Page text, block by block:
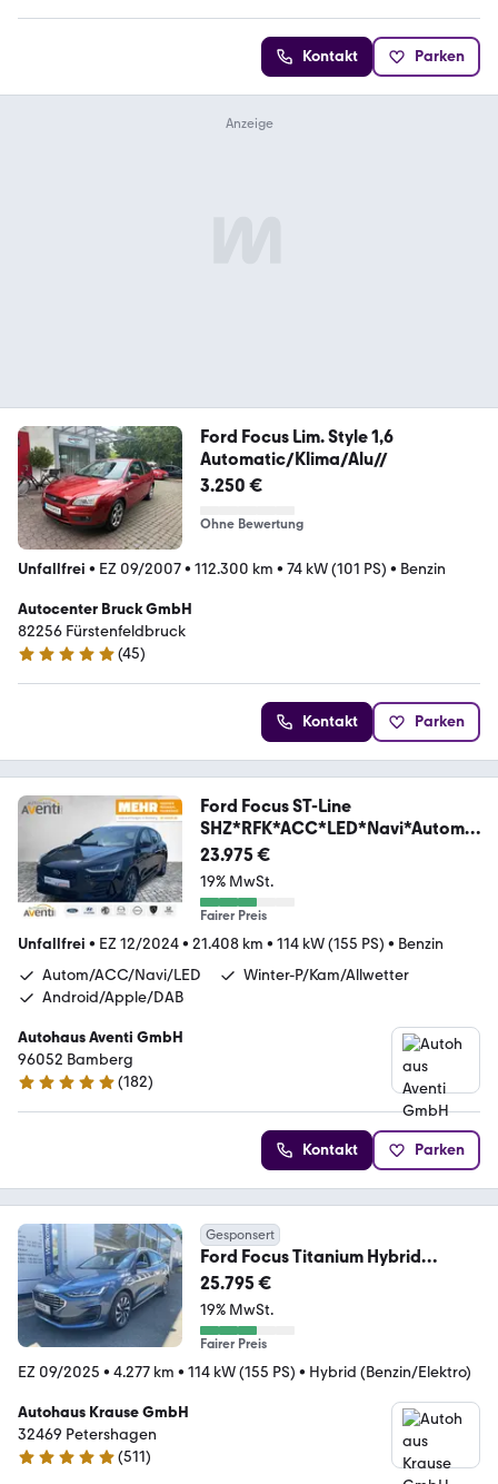
Kontakt Parken
Ford Focus Lim. Style 1,6
Automatic/Klima/Alu//
3.250 €
Ohne Bewertung
Unfallfrei • EZ 09/2007• 112.300 km • 74 kW (101 PS) • Benzin
Autocenter Bruck GmbH
82256 Fürstenfeldbruck
4.9 Sterne
(45)
Kontakt Parken
Ford Focus ST-Line
SHZ*RFK*ACC*LED*Navi*Automa
tic
23.975 €
19% MwSt.
Fairer Preis
Unfallfrei • EZ 12/2024• 21.408 km • 114 kW (155 PS) • Benzin
Autom/ACC/Navi/LED
Winter-P/Kam/Allwetter
Android/Apple/DAB
Autohaus Aventi GmbH
96052 Bamberg
4.8 Sterne
(182)
Kontakt Parken
Gesponsert
Ford Focus Titanium Hybrid
Automatic 4TKM
25.795 €
19% MwSt.
Fairer Preis
EZ 09/2025 • 4.277 km • 114 kW (155 PS) • Hybrid (Benzin/Elektro)
Autohaus Krause GmbH
32469 Petershagen
5 Sterne
(511)